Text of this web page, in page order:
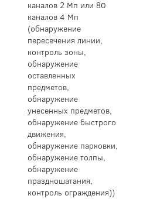
каналов 2 Мп или 80
каналов 4 Мп
(обнаружение
пересечения линии,
контроль зоны,
обнаружение
оставленных
предметов,
обнаружение
унесенных предметов,
обнаружение быстрого
движения,
обнаружение парковки,
обнаружение толпы,
обнаружение
праздношатания,
контроль ограждения))